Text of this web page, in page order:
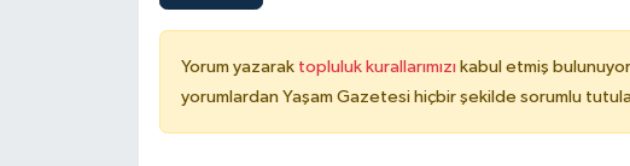
Yorum yazarak topluluk kurallarımızı kabul etmiş
yorumlardan Yaşam Gazetesi hiçbir şekilde sorumlu